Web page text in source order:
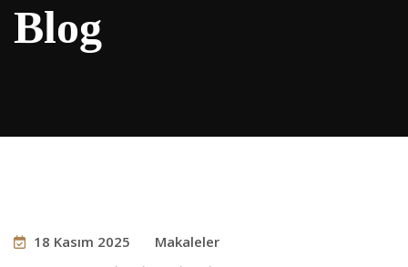
Blog
18 Kasım 2025 Makaleler